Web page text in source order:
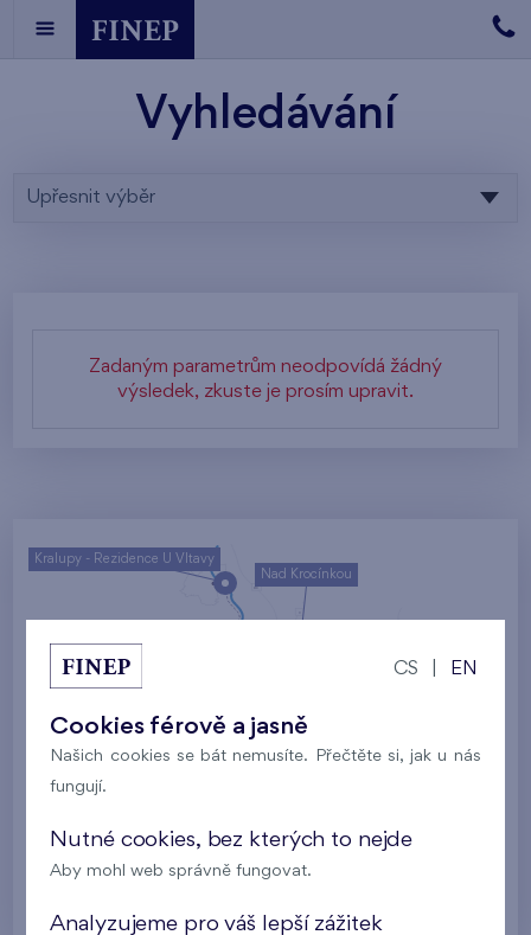
Vyhledávání
Upřesnit výběr
Zadaným parametrům neodpovídá žádný
výsledek, zkuste je prosím upravit.
Nad Krocínkou
Rodinné domy Britská čtvrť
Britská čtvrť
Kralupy - Rezidence U Vltavy
CS EN
Cookies férově a jasně
Našich cookies se bát nemusíte. Přečtěte si, jak u nás
fungují.
Nutné cookies, bez kterých to nejde
Aby mohl web správně fungovat.
Analyzujeme pro váš lepší zážitek